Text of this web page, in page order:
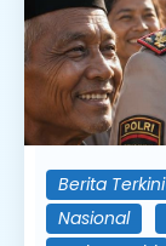
Berita Terkini
Nasional